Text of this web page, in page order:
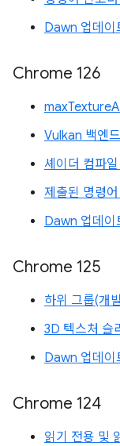
Dawn 업데이
Chrome 126
Vulkan 백엔
셰이더 컴파
제출된 명령
Dawn 업데이
Chrome 125
하위 그룹(개
3D 텍스처 슬
Dawn 업데이
Chrome 124
읽기 전용 및